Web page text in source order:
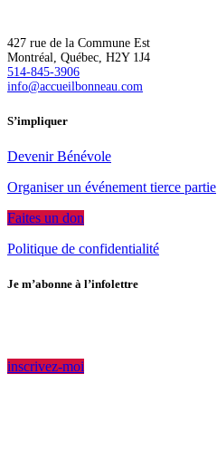
427 rue de la Commune Est
Montréal, Québec, H2Y 1J4
514-845-3906
info@accueilbonneau.com
S’impliquer
Devenir Bénévole
Organiser un événement tierce partie
Faites un don
Politique de confidentialité
Je m’abonne à l’infolettre
inscrivez-moi